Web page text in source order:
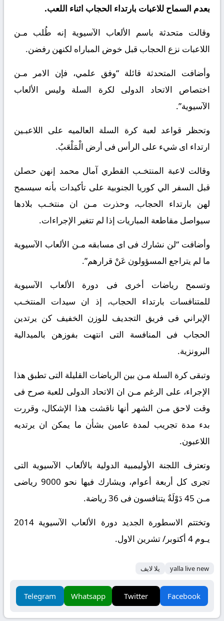
بعدم السماح للاعبات بارتداء الحجاب اثناء اللعب.
وقالت متحدثة باسم الألعاب الآسيوية إنه طُلب مـن
اللاعبات نزع الحجاب قبل خوض المباراه لكنهن رفضن.
وأضافت المتحدثة قائلة “وفق علمي، فإن الامر مـن
اختصاص الاتحاد الدولى لكرة السلة وليس الألعاب
الآسيوية”.
وتحظر قواعد لعبة كرة السلة العالميه على اللاعبـين
ارتداء اى شيء على الرأس فى أرض الْمَلْعَبُ.
وقالت لاعبة المنتخـب القطري آمال محمد إنهن حصلن
قبل السفر الي كوريا الجنوبية على تأكيدات بأنه سيسمح
لهن بارتداء الحجاب، وحذرت مـن ان منتخـب بلادها
سيواصل مقاطعة المباريات إذا لم تتغير الإجراءات.
وأضافت “لن نشارك فى اى مسابقه مـن الألعاب الآسيوية
ما لم يتراجع المسؤولون عَنْ قرارهم”.
وتسمح رياضات أخرى فى دورة الألعاب الآسيوية
للمتنافسات بارتداء الحجاب، إذ ان سيدات المنتخـب
الإيراني فى فريق التجديف للوزن الخفيف كن يرتدين
الحجاب فى المنافسة التى انتهت بفوزهن بالميدالية
البرونزية.
وتبقى كرة السلة مـن بين الرياضات القليلة التى تطبق هذا
الإجراء، على الرغم مـن ان الاتحاد الدولى للعبة صرح فى
وقت لاحق مـن الشهر أنها ناقشت هذا الإشكال، وقررت
بدء مدة تجريب لمدة عامين بشأن ما يمكن ان يرتديه
اللاعبون.
وتعترف اللجنة الأوليمبية الدولية بالألعاب الآسيوية التى
تجرى كل أربعة أعوام، ويشارك فيها نحو 9000 رياضى
مـن 45 دَوْلَةٌ يتنافسون فى 36 رياضة.
وتختتم الاسطورة الجديد دورة الألعاب الآسيوية 2014
يـوم 4 أكتوبر/ تشرين الاول.
yalla live new يلا لايف
Facebook
Twitter
Whatsapp
Telegram